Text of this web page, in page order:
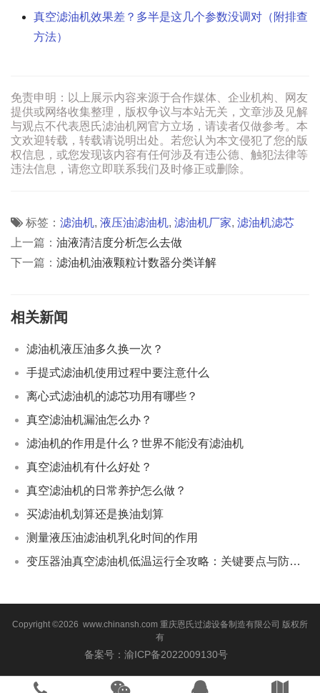
真空滤油机效果差？多半是这几个参数没调对（附排查
方法）
免责申明：以上展示内容来源于合作媒体、企业机构、网友
提供或网络收集整理，版权争议与本站无关，文章涉及见解
与观点不代表恩氏滤油机网官方立场，请读者仅做参考。本
文欢迎转载，转载请说明出处。若您认为本文侵犯了您的版
权信息，或您发现该内容有任何涉及有违公德、触犯法律等
违法信息，请您立即联系我们及时修正或删除。
标签： 滤油机, 液压油滤油机, 滤油机厂家, 滤油机滤芯
上一篇： 油液清洁度分析怎么去做
下一篇： 滤油机油液颗粒计数器分类详解
相关新闻
滤油机液压油多久换一次？
手提式滤油机使用过程中要注意什么
离心式滤油机的滤芯功用有哪些？
真空滤油机漏油怎么办？
滤油机的作用是什么？世界不能没有滤油机
真空滤油机有什么好处？
真空滤油机的日常养护怎么做？
买滤油机划算还是换油划算
测量液压油滤油机乳化时间的作用
变压器油真空滤油机低温运行全攻略：关键要点与防冻策略
Copyright ©2026 www.chinansh.com 重庆恩氏过滤设备制造有限公司 版权所
有
备案号：渝ICP备2022009130号